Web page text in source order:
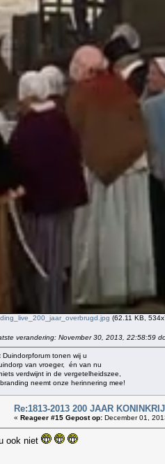
(62.11 KB,
verandering: November 30, 2013, 22:58:59
Duindorpforum tonen wij u
van vroeger, én van nu
verdwijnt in de vergetelheidszee,
neemt onze herinnering mee!
Re:1813-2013 200 JAAR
« Reageer #15 Gepost op: December 01,
ook niet